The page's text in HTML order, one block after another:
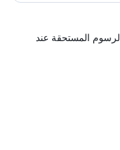
المستحقة عند